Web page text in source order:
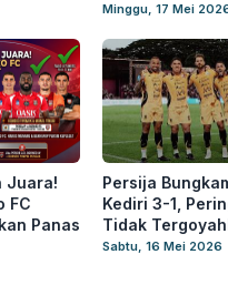
Minggu, 17 Mei
Juara!
FC
Panas
Persija
Kediri 3-1,
Tidak
Sabtu, 16 Mei 2026